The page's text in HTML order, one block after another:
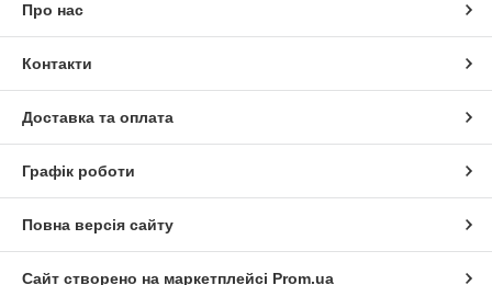
Про нас
Контакти
Доставка та оплата
Графік роботи
Повна версія сайту
Сайт створено на маркетплейсі Prom.ua